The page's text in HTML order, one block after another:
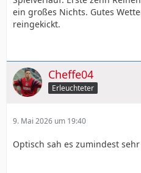
ein großes Nichts. Gutes
reingekickt.
Cheffe04
Erleuchteter
9. Mai 2026 um 19:40
Optisch sah es zumindest